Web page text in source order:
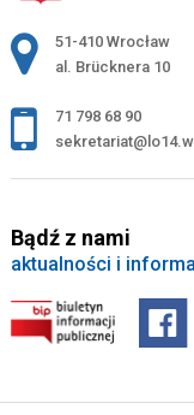
Adres pocztowy:
51-410 Wrocław
al. Brücknera 10
71 798 68 90
Bądź z nami
aktualności i